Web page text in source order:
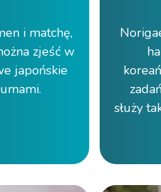
i matchę,
zjeść w
japońskie
służy